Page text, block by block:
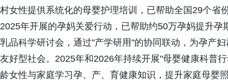
村女性提供系统化的母婴护理培训，已帮助全国29个省
2025年开展的孕妈关爱行动，已帮助约50万孕妈提升
乳品科学研讨会，通过"产学研用"的协同联动，为孕产
友好型社会。2025年和2026年持续开展"母婴健康科普
龄女性与家庭学习孕、产、育健康知识，提升家庭母婴